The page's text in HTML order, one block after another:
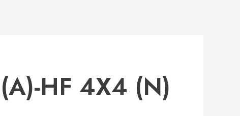
HF 4Х4 (N)